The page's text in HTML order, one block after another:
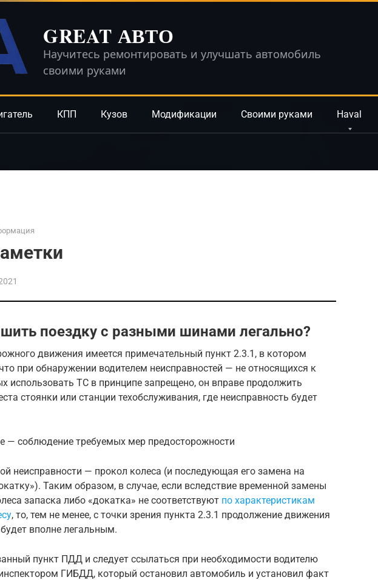
GREAT АВТО
Научитесь ремонтировать и улучшать автомобиль
своими руками
КПП Кузов Модификации Своими руками Haval
поездку с разными шинами легально?
движения имеется примечательный пункт 2.3.1, в котором
при обнаружении водителем неисправностей — не относящихся к
использовать ТС в принципе запрещено, он вправе продолжить
стоянки или станции техобслуживания, где неисправность будет
— соблюдение требуемых мер предосторожности
неисправности — прокол колеса (и последующая его замена на
Таким образом, в случае, если вследствие временной замены
запаска либо «докатка» не соответствуют по характеристикам
, то, тем не менее, с точки зрения пункта 2.3.1 продолжение движения
вполне легальным.
пункт ПДД и следует ссылаться при необходимости водителю
ГИБДД, который остановил автомобиль и установил факт